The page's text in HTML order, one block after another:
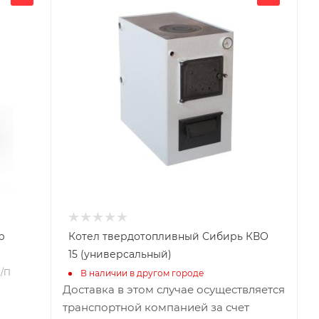
П
Глубина, мм
Материал изготовления
55*245
Длина дров, мм
600
Гарантия, мес.
12
Мощность, кВт
Котел твердотопливный Сибирь КВО
15 (универсальный)
В наличии в другом городе
Доставка в этом случае осуществляется
транспортной компанией за счет